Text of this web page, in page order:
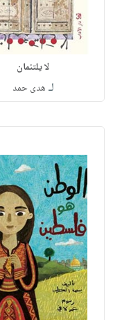
لا يلتئمان
لـ هدى حمد